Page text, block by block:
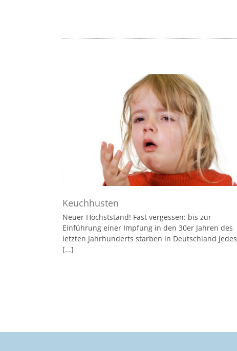
Keuchhusten
Neuer Höchststand! Fast vergessen: bis zur
Einführung einer Impfung in den 30er Jahren des
letzten Jahrhunderts starben in Deutschland jedes
[...]